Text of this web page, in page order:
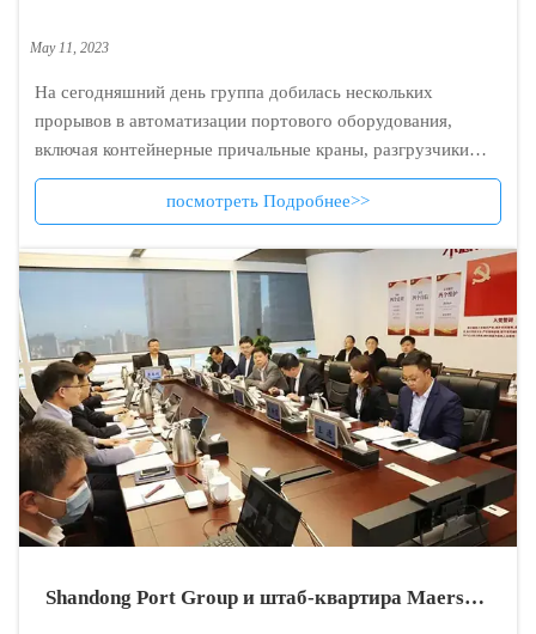
May 11, 2023
На сегодняшний день группа добилась нескольких
прорывов в автоматизации портового оборудования,
включая контейнерные причальные краны, разгрузчики
руды и штабелеукладчики.
посмотреть Подробнее>>
Shandong Port Group и штаб-квартира Maersk